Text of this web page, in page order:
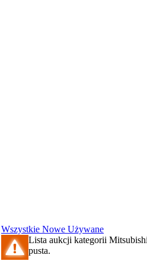
Wszystkie Nowe Używane
Lista aukcji kategorii
pusta.